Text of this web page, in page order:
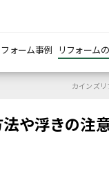
フォーム事例 リフォーム
カインズリ
や浮きの注